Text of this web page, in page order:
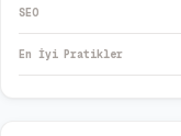
SEO
En İyi Pratikler